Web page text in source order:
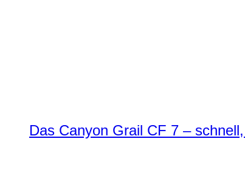
Das Canyon Grail CF 7 –